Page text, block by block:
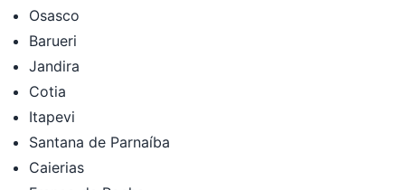
Osasco
Barueri
Jandira
Cotia
Itapevi
Santana de Parnaíba
Caierias